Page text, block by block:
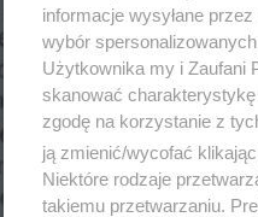
informacje wysyłane
wybór
Użytkownika my i Zaufani
skanować
zgodę na korzystanie z
ją zmienić/wycofać
Niektóre rodzaje
takiemu przetwarzaniu.